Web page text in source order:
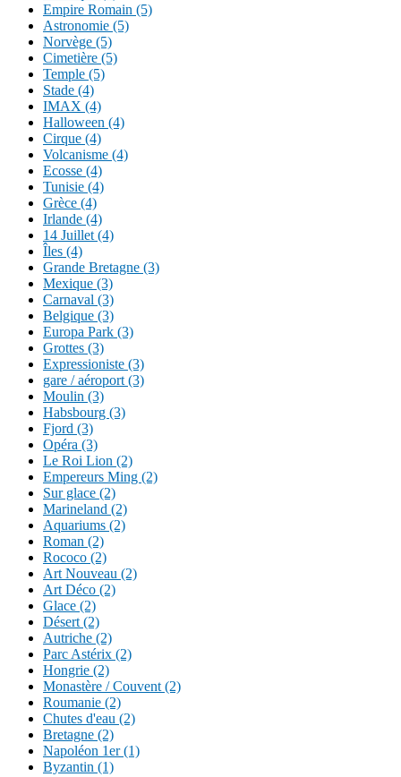
Empire Romain (5)
Astronomie (5)
Norvège (5)
Cimetière (5)
Temple (5)
Stade (4)
IMAX (4)
Halloween (4)
Cirque (4)
Volcanisme (4)
Ecosse (4)
Tunisie (4)
Grèce (4)
Irlande (4)
14 Juillet (4)
Îles (4)
Grande Bretagne (3)
Mexique (3)
Carnaval (3)
Belgique (3)
Europa Park (3)
Grottes (3)
Expressioniste (3)
gare / aéroport (3)
Moulin (3)
Habsbourg (3)
Fjord (3)
Opéra (3)
Le Roi Lion (2)
Empereurs Ming (2)
Sur glace (2)
Marineland (2)
Aquariums (2)
Roman (2)
Rococo (2)
Art Nouveau (2)
Art Déco (2)
Glace (2)
Désert (2)
Autriche (2)
Parc Astérix (2)
Hongrie (2)
Monastère / Couvent (2)
Roumanie (2)
Chutes d'eau (2)
Bretagne (2)
Napoléon 1er (1)
Byzantin (1)